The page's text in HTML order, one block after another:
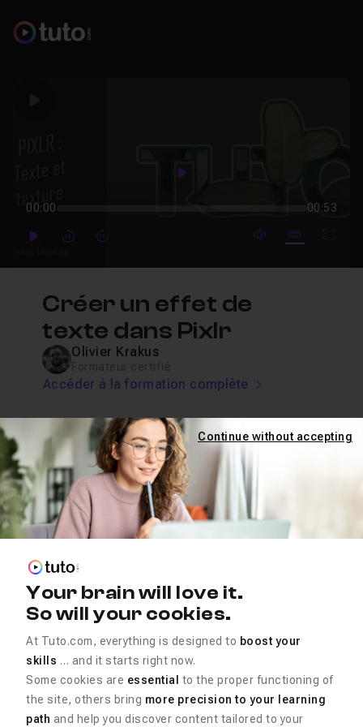
Play
00:00 00:53
PlayForwardForward mute video
Subtitles
Créer un effet de
texte dans Pixlr
Olivier Krakus
Accéder à la formation complète